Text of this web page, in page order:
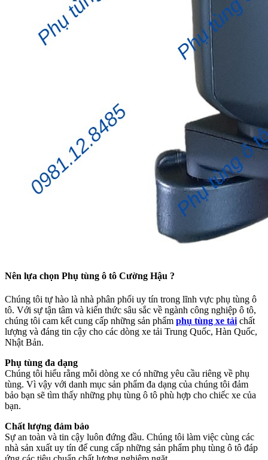
Nên lựa chọn Phụ tùng ô tô Cường Hậu ?
Chúng tôi tự hào là nhà phân phối uy tín trong lĩnh vực phụ tùng ô
tô. Với sự tận tâm và kiến thức sâu sắc về ngành công nghiệp ô tô,
chúng tôi cam kết cung cấp những sản phẩm phụ tùng xe tảichất
lượng và đáng tin cậy cho các dòng xe tải Trung Quốc, Hàn Quốc,
Nhật Bản.
Phụ tùng đa dạng
Chúng tôi hiểu rằng mỗi dòng xe có những yêu cầu riêng về phụ
tùng. Vì vậy với danh mục sản phẩm đa dạng của chúng tôi đảm
bảo bạn sẽ tìm thấy những phụ tùng ô tô phù hợp cho chiếc xe của
bạn.
Chất lượng đảm bảo
Sự an toàn và tin cậy luôn đứng đầu. Chúng tôi làm việc cùng các
nhà sản xuất uy tín để cung cấp những sản phẩm phụ tùng ô tô đáp